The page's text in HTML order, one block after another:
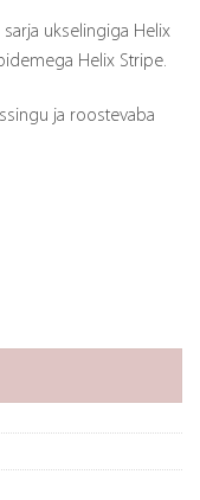
ukselingiga Helix
Helix Stripe.
ja roostevaba